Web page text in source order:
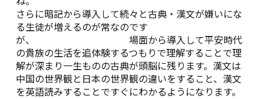
さらに暗記から導入して続々と古典・漢文が嫌いにな
る生徒が増えるのが常なのです
が、 場面から導入して平安時代
の貴族の生活を追体験するつもりで理解することで理
解が深まり一生ものの古典が頭脳に残ります。漢文は
中国の世界観と日本の世界観の違いをすること、漢文
を英語読みすることですぐにわかるようになります。